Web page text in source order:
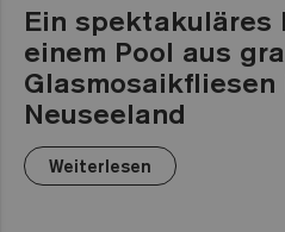
Ein spektakuläres
einem Pool aus
Neuseeland
Weiterlesen